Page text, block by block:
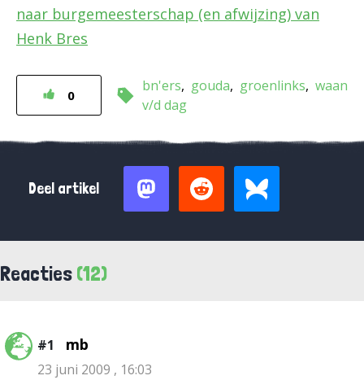
naar burgemeesterschap (en afwijzing) van
Henk Bres
0
bn'ers gouda groenlinks waan
v/d dag
Deel artikel
Reacties (12)
#1 mb
23 juni 2009 , 16:03